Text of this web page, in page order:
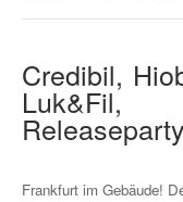
Credibil,
Luk&Fil,
Frankfurt im Gebäude!